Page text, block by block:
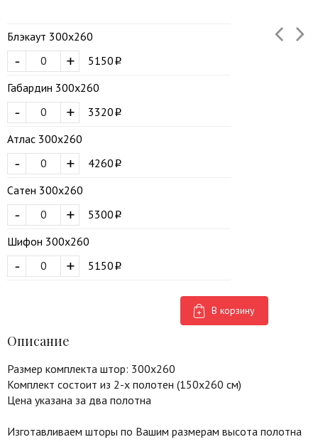
Блэкаут 300х260
+
-
5150
Габардин 300х260
+
-
3320
Атлас 300х260
+
-
4260
Сатен 300х260
+
-
5300
Шифон 300х260
+
- 5150
В корзину
Описание
Размер комплекта штор: 300х260
Комплект состоит из 2-х полотен (150х260 см)
Цена указана за два полотна
Изготавливаем шторы по Вашим размерам высота полотна